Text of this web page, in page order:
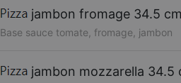
jambon fromage 34.5 cm
Base sauce tomate, fromage, jambon
jambon mozzarella 34.5